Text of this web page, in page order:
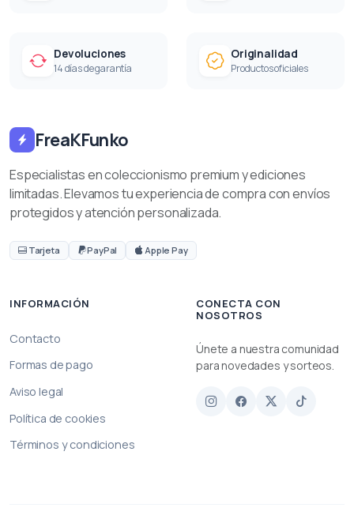
Devoluciones
14 días de garantía
Originalidad
Productos oficiales
FreaKFunko
Especialistas en coleccionismo premium y ediciones
limitadas. Elevamos tu experiencia de compra con envíos
protegidos y atención personalizada.
Tarjeta PayPal Apple Pay
INFORMACIÓN
Contacto
Formas de pago
Aviso legal
Política de cookies
Términos y condiciones
CONECTA CON
NOSOTROS
Únete a nuestra comunidad
para novedades y sorteos.